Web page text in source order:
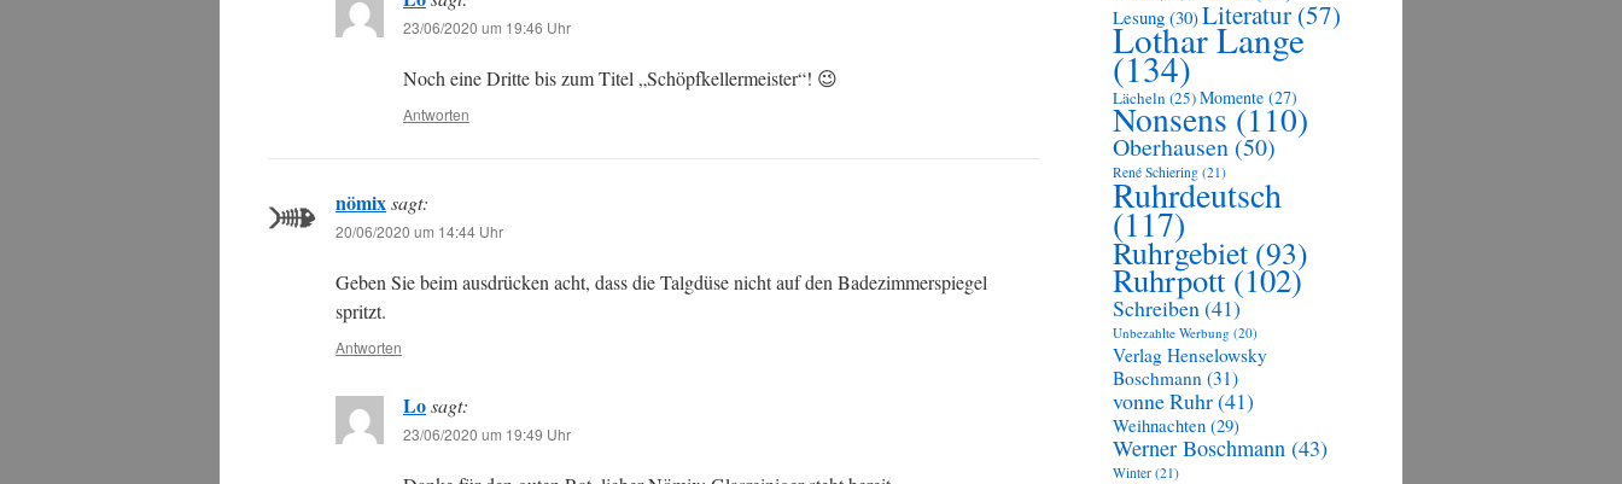
23/06/2020 um 19:46 Uhr
Noch eine Dritte bis zum Titel „Schöpfkellermeister“! 😉
Antworten
nömixsagt:
20/06/2020 um 14:44 Uhr
Geben Sie beim ausdrücken acht, dass die Talgdüse nicht auf den Badezimmerspiegel
spritzt.
Antworten
Losagt:
23/06/2020 um 19:49 Uhr
Lesung (30)Literatur (57)
Lothar Lange
(134)
Lächeln (25)Momente (27)
Nonsens(110)
Oberhausen (50)
René Schiering (21)
Ruhrdeutsch
(117)
Ruhrgebiet (93)
Ruhrpott(102)
Schreiben(41)
Unbezahlte Werbung (20)
Verlag Henselowsky
Boschmann (31)
vonne Ruhr(41)
Weihnachten (29)
Werner Boschmann (43)
Winter (21)